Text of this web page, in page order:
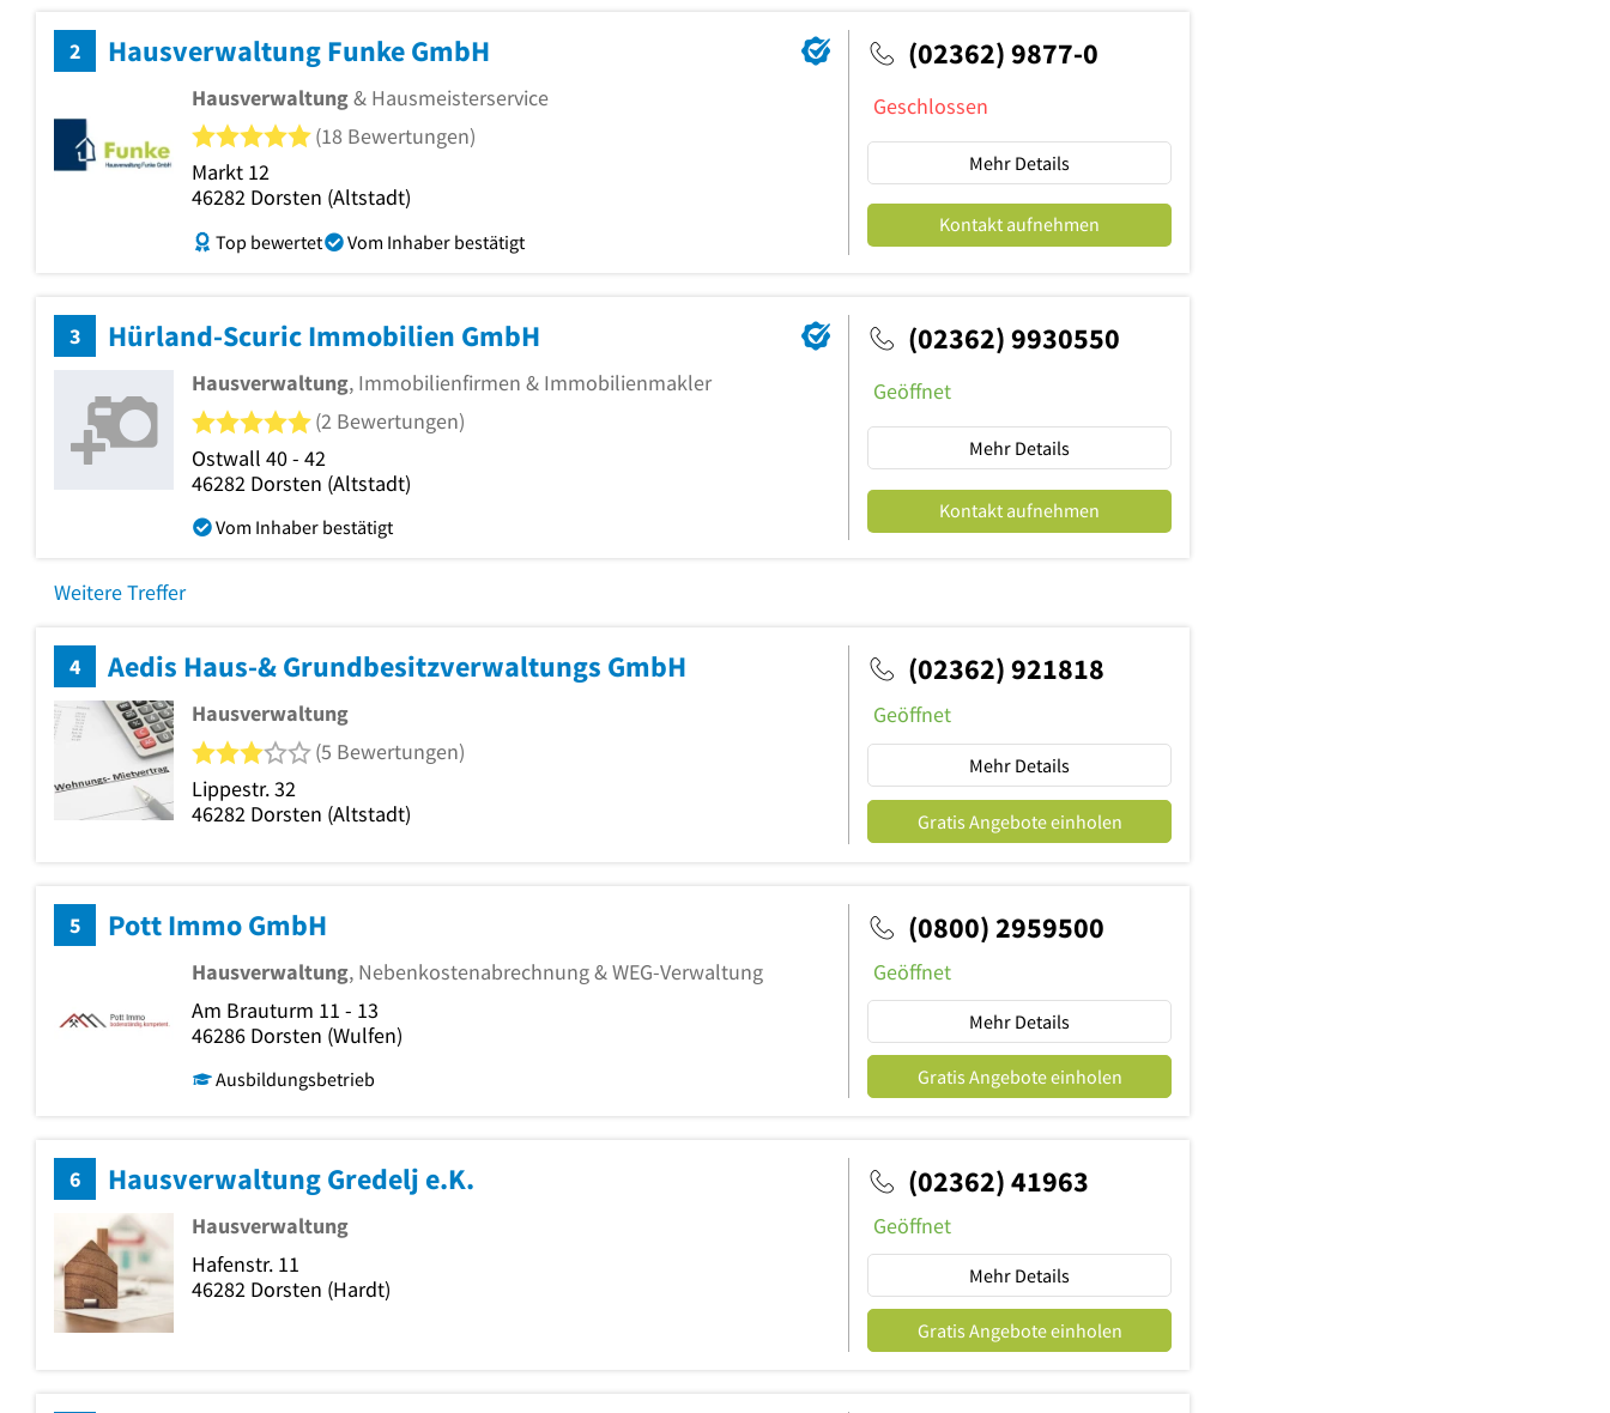
2 Hausverwaltung Funke GmbH
Hausverwaltung& Hausmeisterservice
5 von 5 Sternen
(18 Bewertungen)
Markt 12
46282 Dorsten (Altstadt)
Top bewertet Vom Inhaber bestätigt
(02362) 9877-0
Geschlossen
Mehr Details
Kontakt aufnehmen
3 Hürland-Scuric Immobilien GmbH
Hausverwaltung, Immobilienfirmen & Immobilienmakler
5 von 5 Sternen
(2 Bewertungen)
Ostwall 40 - 42
46282 Dorsten (Altstadt)
Vom Inhaber bestätigt
(02362) 9930550
Geöffnet
Mehr Details
Kontakt aufnehmen
Weitere Treffer
4 Aedis Haus-& Grundbesitzverwaltungs GmbH
Hausverwaltung
3 von 5 Sternen
(5 Bewertungen)
Lippestr. 32
46282 Dorsten (Altstadt)
(02362) 921818
Geöffnet
Mehr Details
Gratis Angebote einholen
5 Pott Immo GmbH
Hausverwaltung, Nebenkostenabrechnung & WEG-Verwaltung
Am Brauturm 11 - 13
46286 Dorsten (Wulfen)
Ausbildungsbetrieb
(0800) 2959500
Geöffnet
Mehr Details
Gratis Angebote einholen
6 Hausverwaltung Gredelj e.K.
Hausverwaltung
Hafenstr. 11
46282 Dorsten (Hardt)
(02362) 41963
Geöffnet
Mehr Details
Gratis Angebote einholen